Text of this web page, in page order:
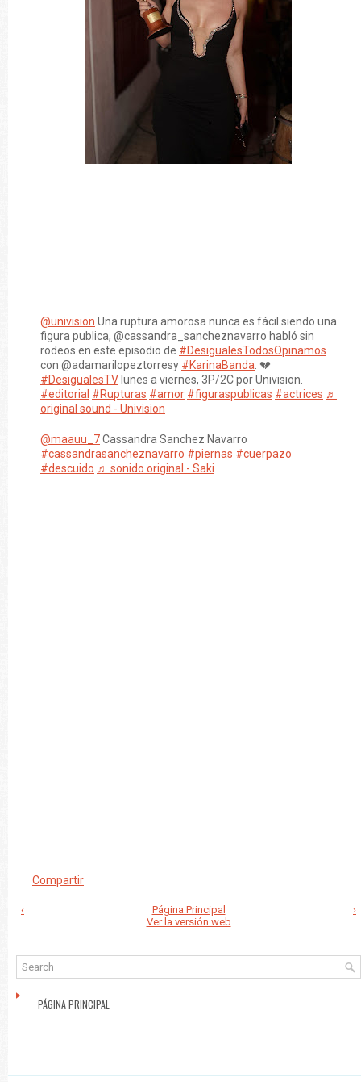
@univision Una ruptura amorosa nunca es fácil siendo una
figura publica, @cassandra_sancheznavarro habló sin
rodeos en este episodio de #DesigualesTodosOpinamos
con @adamarilopeztorresy #KarinaBanda . 💔
#DesigualesTV lunes a viernes, 3P/2C por Univision.
#editorial #Rupturas #amor #figuraspublicas #actrices ♬
original sound - Univision
@maauu_7Cassandra Sanchez Navarro
#cassandrasancheznavarro #piernas #cuerpazo
#descuido ♬ sonido original - Saki
Compartir
‹ ›
Página Principal
Ver la versión web
PÁGINA PRINCIPAL